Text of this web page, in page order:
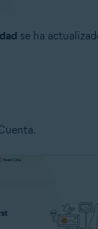
se ha